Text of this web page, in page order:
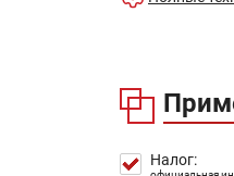
Время
Разгон до
час:
Налог: